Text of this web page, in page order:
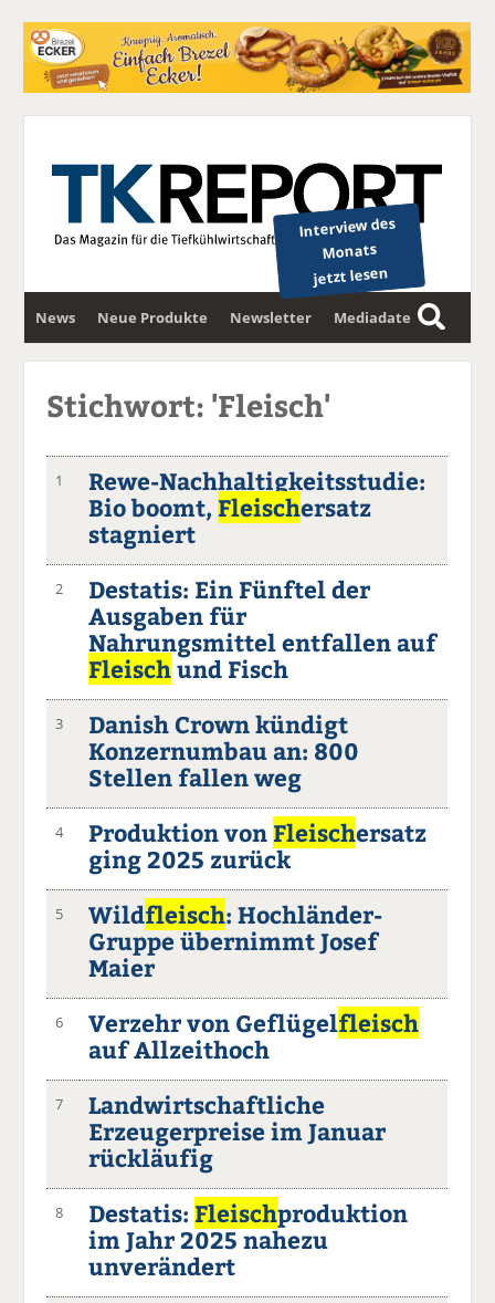
Interview des
Monats
jetzt lesen
News Neue Produkte Newsletter Mediadaten
S
u
Stichwort: 'Fleisch'
1
Rewe-Nachhaltigkeitsstudie:
Bio boomt, Fleischersatz
stagniert
2
Destatis: Ein Fünftel der
Ausgaben für
Nahrungsmittel entfallen auf
Fleischund Fisch
3
Danish Crown kündigt
Konzernumbau an: 800
Stellen fallen weg
4 Produktion von Fleischersatz
ging 2025 zurück
5 Wildfleisch: Hochländer-
Gruppe übernimmt Josef
Maier
6 Verzehr von Geflügelfleisch
auf Allzeithoch
7
Landwirtschaftliche
Erzeugerpreise im Januar
rückläufig
8 Destatis: Fleischproduktion
im Jahr 2025 nahezu
unverändert